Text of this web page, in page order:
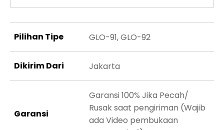
Pilihan Tipe GLO-91, GLO-92
Dikirim Dari Jakarta
Garansi
Garansi 100% Jika Pecah/
Rusak saat pengiriman (Wajib
ada Video pembukaan